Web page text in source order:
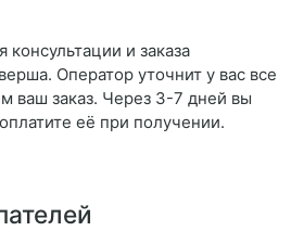
и заказа
Оператор уточнит у вас все
ваш заказ. Через 3-7 дней вы
её при получении.